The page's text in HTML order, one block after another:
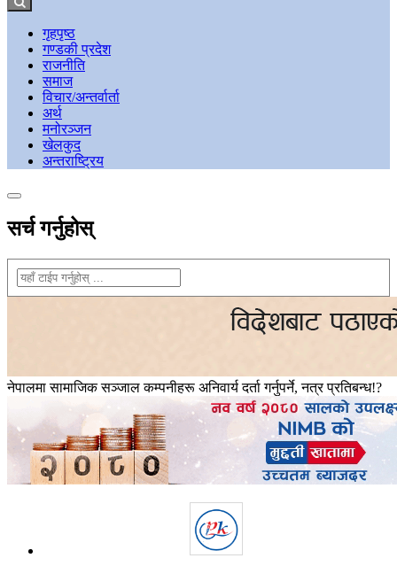
गृहपृष्ठ
गण्डकी प्रदेश
राजनीति
समाज
विचार/अन्तर्वार्ता
अर्थ
मनोरञ्जन
खेलकुद
अन्तराष्ट्रिय
सर्च गर्नुहोस्
नेपालमा सामाजिक सञ्जाल कम्पनीहरू अनिवार्य दर्ता गर्नुपर्ने, नत्र प्रतिबन्ध!?